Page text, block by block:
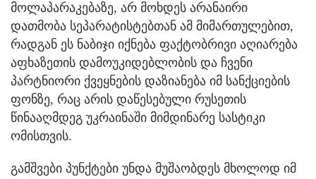
მოლაპარაკებაზე, არ მოხდეს არანაირი
დათმობა სეპარატისტებთან ამ მიმართულებით,
რადგან ეს ნაბიჯი იქნება ფაქტობრივი აღიარება
აფხაზეთის დამოუკიდებლობის და ჩვენი
პარტნიორი ქვეყნების დაზიანება იმ სანქციების
ფონზე, რაც არის დაწესებული რუსეთის
წინააღმდეგ უკრაინაში მიმდინარე სასტიკი
ომისთვის.
გამშვები პუნქტები უნდა მუშაობდეს მხოლოდ იმ